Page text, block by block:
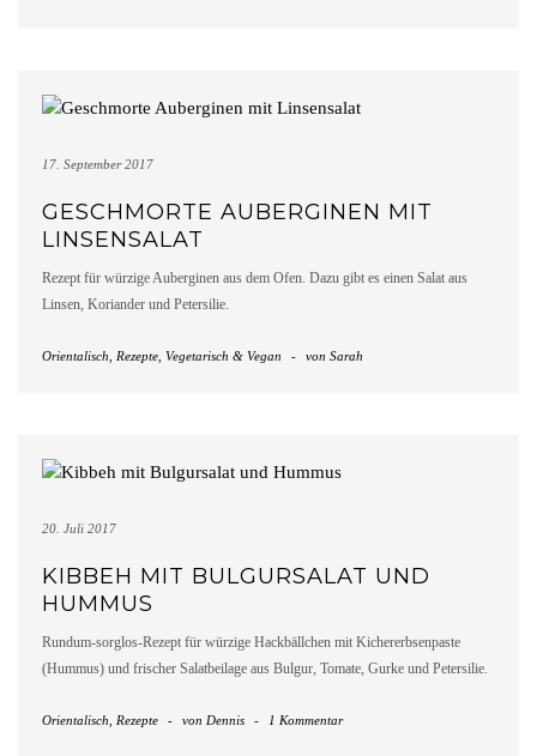
17. September 2017
GESCHMORTE AUBERGINEN MIT
LINSENSALAT
Rezept für würzige Auberginen aus dem Ofen. Dazu gibt es einen Salat aus
Linsen, Koriander und Petersilie.
Orientalisch Rezepte Vegetarisch & Vegan - von Sarah
20. Juli 2017
KIBBEH MIT BULGURSALAT UND
HUMMUS
Rund­um-sorg­los-Rezept für würzige Hackbällchen mit Kichererbsenpaste
(Hummus) und frischer Salatbeilage aus Bulgur, Tomate, Gurke und Petersilie.
Orientalisch Rezepte - von Dennis - 1 Kommentar